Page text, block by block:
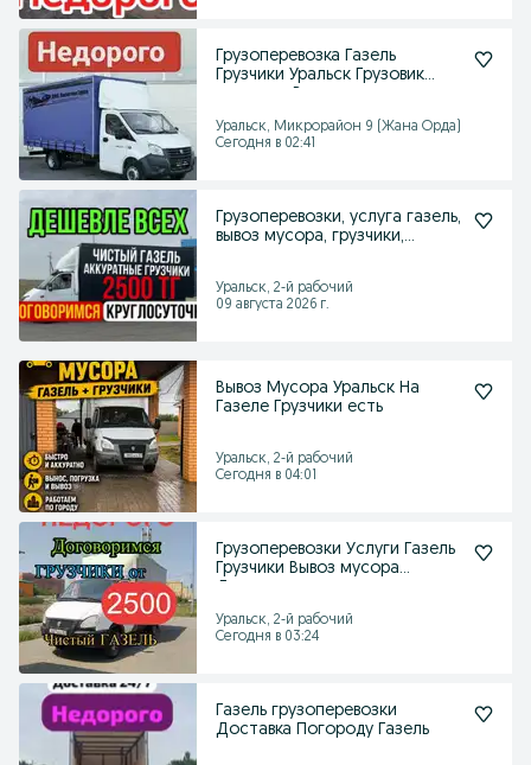
Грузоперевозка Газель
Грузчики Уральск Грузовик
Уральск, Микрорайон 9 (Жана Орда)
Сегодня в 02:41
Грузоперевозки, услуга газель,
вывоз мусора, грузчики,
Уральск, 2-й рабочий
09 августа 2026 г.
Вывоз Мусора Уральск На
Газеле Грузчики есть
Уральск, 2-й рабочий
Сегодня в 04:01
Грузоперевозки Услуги Газель
Грузчики Вывоз мусора
Уральск, 2-й рабочий
Сегодня в 03:24
Газель грузоперевозки
Доставка Погороду Газель